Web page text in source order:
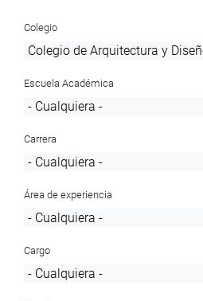
Colegio
Escuela Académica
Carrera
Área de experiencia
Cargo